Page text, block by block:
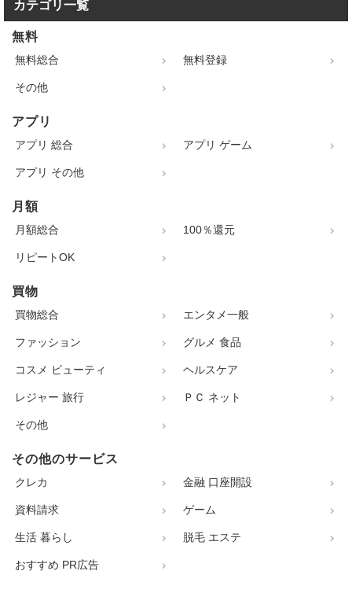
カテゴリ一覧
無料
無料総合 無料登録
その他
アプリ
アプリ 総合 アプリ ゲーム
アプリ その他
月額
月額総合 100％還元
リピートOK
買物
買物総合 エンタメ一般
ファッション グルメ 食品
コスメ ビューティ ヘルスケア
レジャー 旅行 ＰＣ ネット
その他
その他のサービス
クレカ 金融 口座開設
資料請求 ゲーム
生活 暮らし 脱毛 エステ
おすすめ PR広告